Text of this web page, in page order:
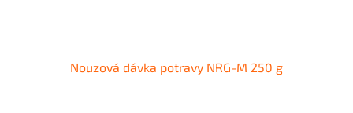
Nouzová dávka potravy NRG-M 250 g